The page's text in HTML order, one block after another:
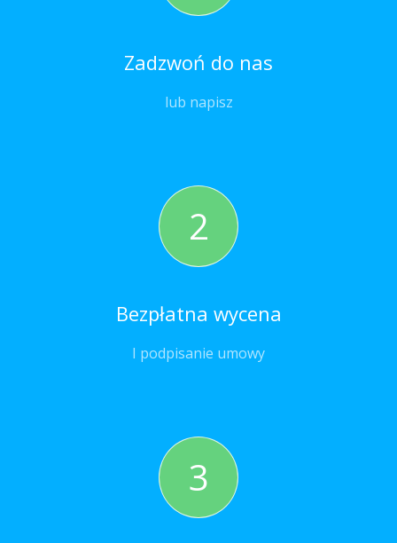
Zadzwoń do nas
lub napisz
2
Bezpłatna wycena
I podpisanie umowy
3